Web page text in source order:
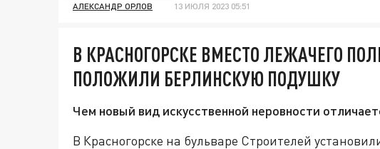
АЛЕКСАНДР ОРЛОВ 13 ИЮЛЯ 2023 05:51
В КРАСНОГОРСКЕ ВМЕСТО ЛЕЖАЧЕГО
ПОЛОЖИЛИ БЕРЛИНСКУЮ ПОДУШКУ
Чем новый вид искусственной неровности
В Красногорске на бульваре Строителей